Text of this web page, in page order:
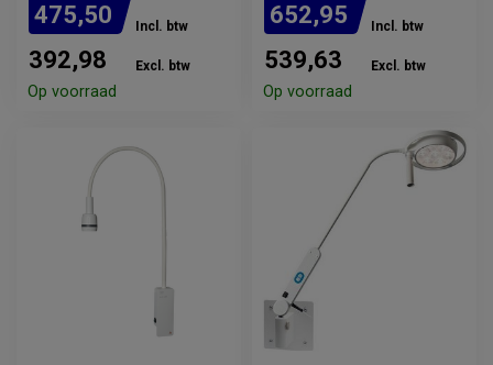
475,50 Incl. btw
392,98 Excl. btw
Op voorraad
652,95 Incl. btw
539,63 Excl. btw
Op voorraad